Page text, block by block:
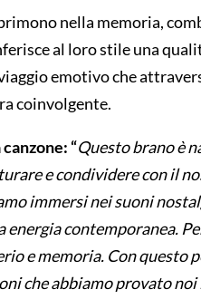
nella memoria,
al loro stile una
emotivo che
coinvolgente.
“Questo brano è
e condividere con il
immersi nei suoni
contemporanea.
e memoria. Con questo
che abbiamo provato